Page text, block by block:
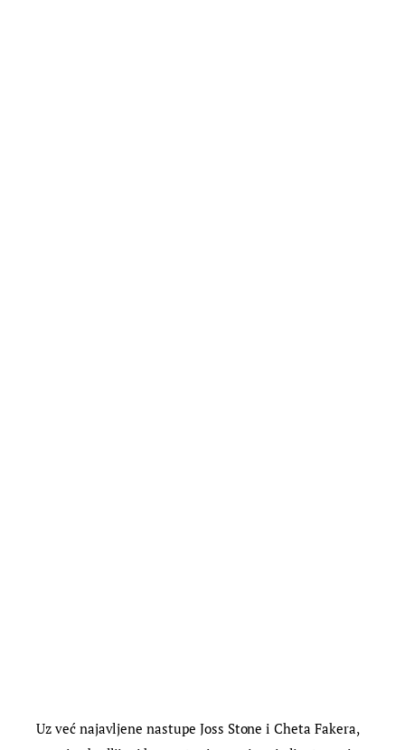
Uz već najavljene nastupe Joss Stone i Cheta Fakera,